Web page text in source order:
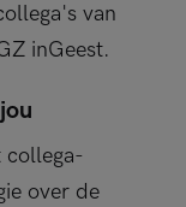
van
inGeest.
collega-
over de